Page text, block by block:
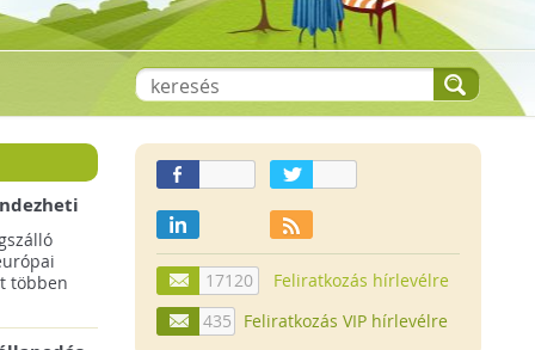
többen
17120
Feliratkozás hírlevélre
435
Feliratkozás VIP hírlevélre